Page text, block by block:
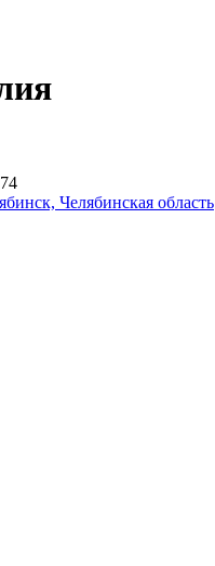
Челябинская область